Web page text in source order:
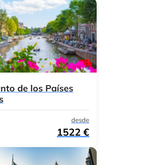
de los Países
desde
1522 €